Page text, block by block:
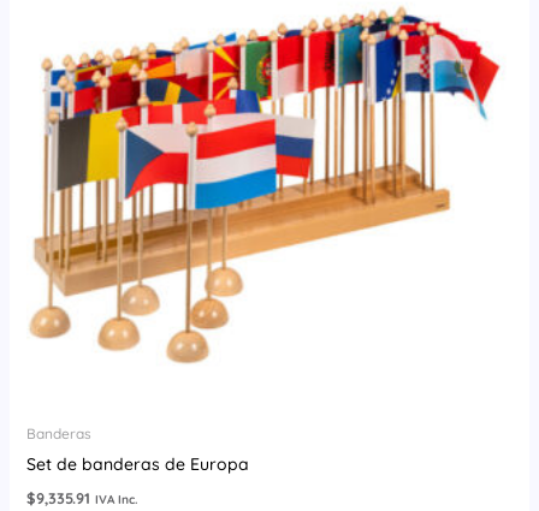
Banderas
Set de banderas de Europa
$9,335.91 IVA Inc.